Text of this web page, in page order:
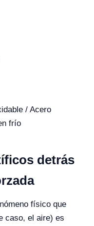
/ Acero
frío
detrás
físico que
caso, el aire) es